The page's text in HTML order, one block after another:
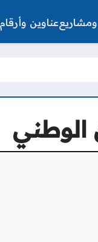
ومشاريععناوين وأرقام
الوطني